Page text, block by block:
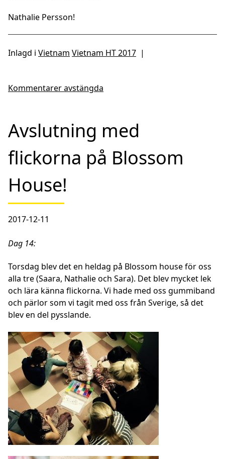
Nathalie Persson!
Inlagd i Vietnam Vietnam HT 2017 |
Kommentarer avstängda
Avslutning med
flickorna på Blossom
House!
2017-12-11
Dag 14:
Torsdag blev det en heldag på Blossom house för oss
alla tre (Saara, Nathalie och Sara). Det blev mycket lek
och lära känna flickorna. Vi hade med oss gummiband
och pärlor som vi tagit med oss från Sverige, så det
blev en del pysslande.